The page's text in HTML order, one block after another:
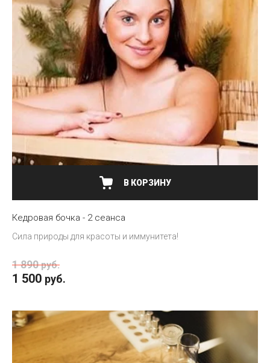
В КОРЗИНУ
Кедровая бочка - 2 сеанса
Сила природы для красоты и иммунитета!
1 890 руб.
1 500 руб.